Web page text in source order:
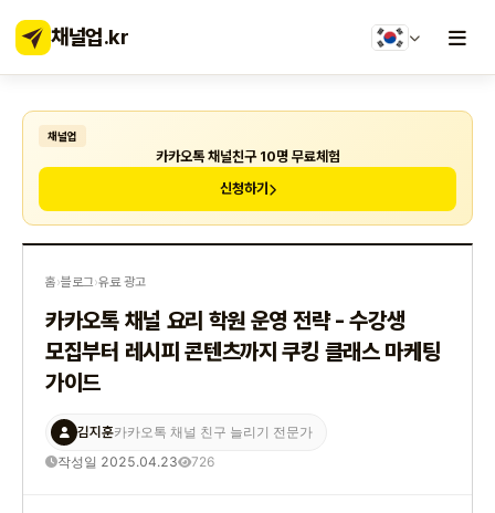
채널업.kr
채널업
카카오톡 채널친구 10명 무료체험
신청하기
홈›블로그›유료 광고
카카오톡 채널 요리 학원 운영 전략 - 수강생
모집부터 레시피 콘텐츠까지 쿠킹 클래스 마케팅
가이드
김지훈카카오톡 채널 친구 늘리기 전문가
작성일 2025.04.23 726